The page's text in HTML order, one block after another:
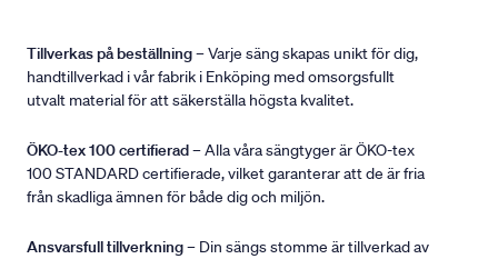
Tillverkas på beställning– Varje säng skapas unikt för dig,
handtillverkad i vår fabrik i Enköping med omsorgsfullt
utvalt material för att säkerställa högsta kvalitet.
ÖKO-tex 100 certifierad– Alla våra sängtyger är ÖKO-tex
100 STANDARD certifierade, vilket garanterar att de är fria
från skadliga ämnen för både dig och miljön.
Ansvarsfull tillverkning– Din sängs stomme är tillverkad av